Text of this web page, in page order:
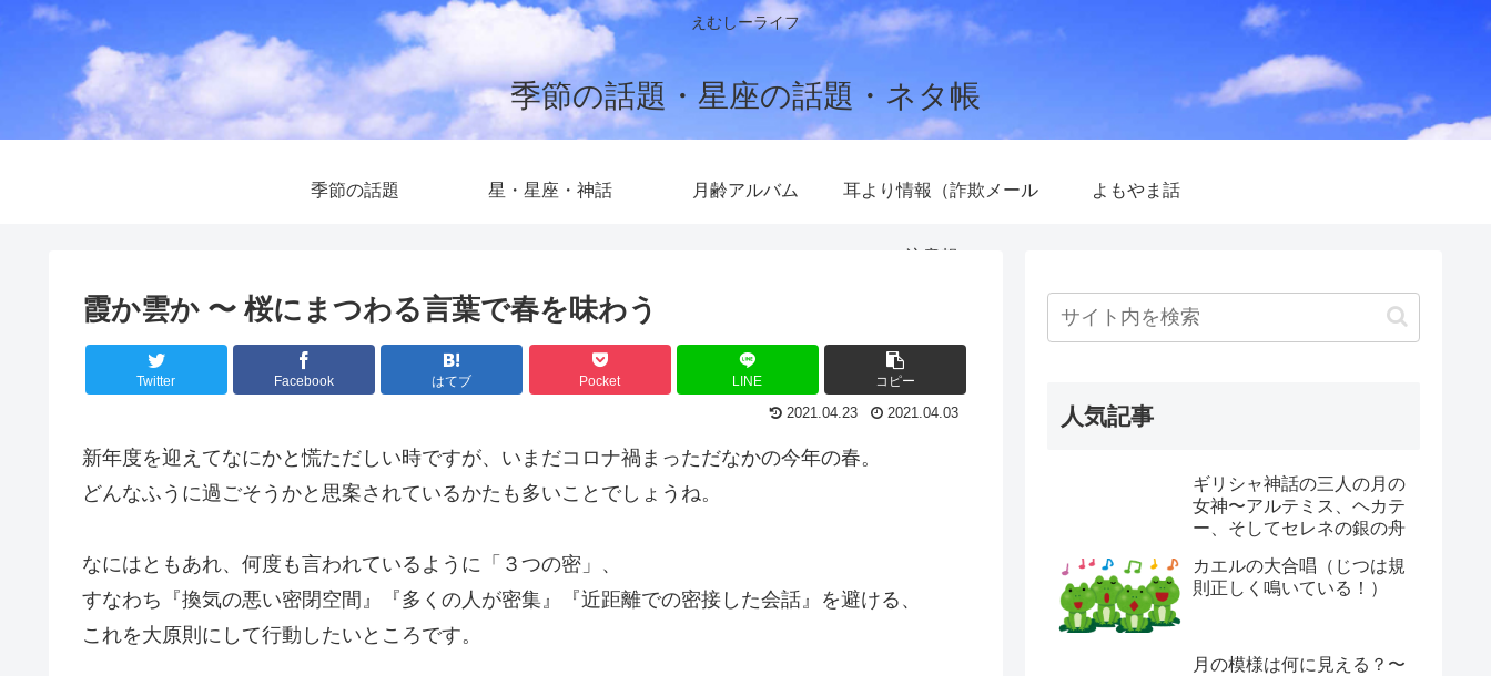
えむしーライフ
季節の話題・星座の話題・ネタ帳
季節の話題 星・星座・神話 月齢アルバム 耳より情報（詐欺メール
注意報）
よもやま話
霞か雲か 〜 桜にまつわる言葉で春を味わう
Twitter Facebook はてブ Pocket LINE コピー
2021.04.23 2021.04.03
新年度を迎えてなにかと慌ただしい時ですが、いまだコロナ禍まっただなかの今年の春。
どんなふうに過ごそうかと思案されているかたも多いことでしょうね。
なにはともあれ、何度も言われているように「３つの密」、
すなわち『換気の悪い密閉空間』『多くの人が密集』『近距離での密接した会話』を避ける、
これを大原則にして行動したいところです。
人気記事
ギリシャ神話の三人の月の
女神〜アルテミス、ヘカテ
ー、そしてセレネの銀の舟
カエルの大合唱（じつは規
則正しく鳴いている！）
月の模様は何に見える？〜